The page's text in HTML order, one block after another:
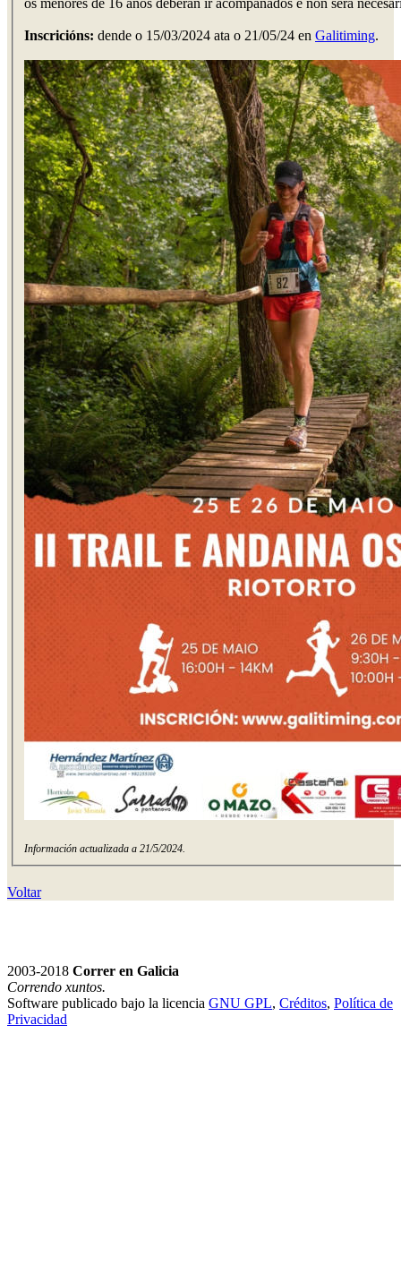
os menores de 16 anos deberán ir acompañados e non será
Inscricións: dende o 15/03/2024 ata o 21/05/24 en Galitiming.
Información actualizada a 21/5/2024.
Voltar
2003-2018 Correr en Galicia
Correndo xuntos.
Software publicado bajo la licencia GNU GPL, Créditos, Política de
Privacidad